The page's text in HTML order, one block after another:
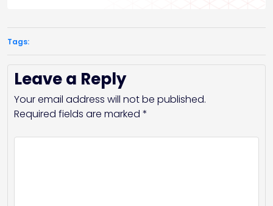
Tags:
Leave a Reply
Your email address will not be published.
Required fields are marked *